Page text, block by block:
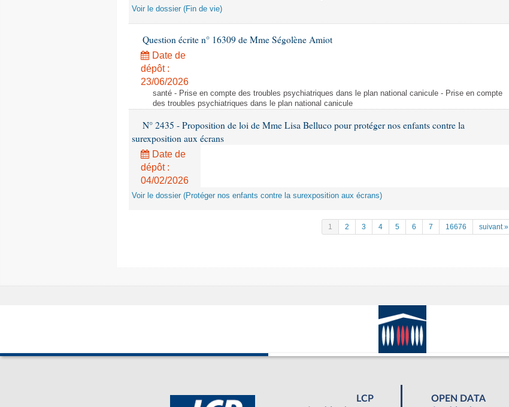
Voir le dossier (Fin de vie)
Question écrite n° 16309 de Mme Ségolène Amiot
Date de
dépôt :
23/06/2026
santé - Prise en compte des troubles psychiatriques dans le plan national canicule - Prise en compte
des troubles psychiatriques dans le plan national canicule
N° 2435 - Proposition de loi de Mme Lisa Belluco pour protéger nos enfants contre la
surexposition aux écrans
Date de
dépôt :
04/02/2026
Voir le dossier (Protéger nos enfants contre la surexposition aux écrans)
1 2 3 4 5 6 7 16676 suivant »
LCP
OPEN DATA